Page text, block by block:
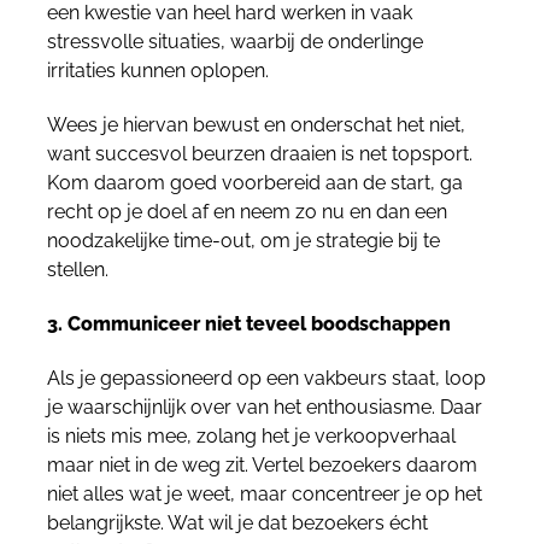
een kwestie van heel hard werken in vaak
stressvolle situaties, waarbij de onderlinge
irritaties kunnen oplopen.
Wees je hiervan bewust en onderschat het niet,
want succesvol beurzen draaien is net topsport.
Kom daarom goed voorbereid aan de start, ga
recht op je doel af en neem zo nu en dan een
noodzakelijke time-out, om je strategie bij te
stellen.
3. Communiceer niet teveel boodschappen
Als je gepassioneerd op een vakbeurs staat, loop
je waarschijnlijk over van het enthousiasme. Daar
is niets mis mee, zolang het je verkoopverhaal
maar niet in de weg zit. Vertel bezoekers daarom
niet alles wat je weet, maar concentreer je op het
belangrijkste. Wat wil je dat bezoekers écht